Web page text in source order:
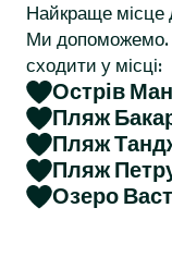
Найкраще місце
Ми допоможемо.
сходити у місці:
Острів
Пляж
Пляж
Пляж
Озеро